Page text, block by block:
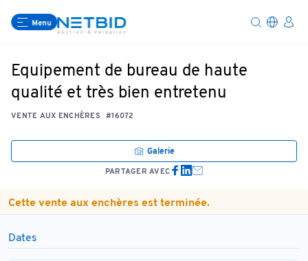
Menu
Equipement de bureau de haute
qualité et très bien entretenu
VENTE AUX ENCHÈRES #16072
Galerie
PARTAGER AVEC
Cette vente aux enchères est terminée.
Dates